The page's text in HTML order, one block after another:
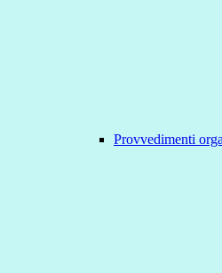
Provvedimenti